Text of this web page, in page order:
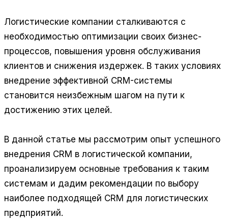
Логистические компании сталкиваются с
необходимостью оптимизации своих бизнес-
процессов, повышения уровня обслуживания
клиентов и снижения издержек. В таких условиях
внедрение эффективной CRM-системы
становится неизбежным шагом на пути к
достижению этих целей.
В данной статье мы рассмотрим опыт успешного
внедрения CRM в логистической компании,
проанализируем основные требования к таким
системам и дадим рекомендации по выбору
наиболее подходящей CRM для логистических
предприятий.